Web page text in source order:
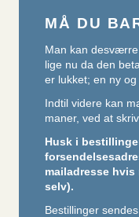
MÅ DU
Man kan
lige nu da den
er lukket; en ny
Indtil videre kan
maner, ved at
Husk i
mailadresse hvis
selv).
Bestillinger